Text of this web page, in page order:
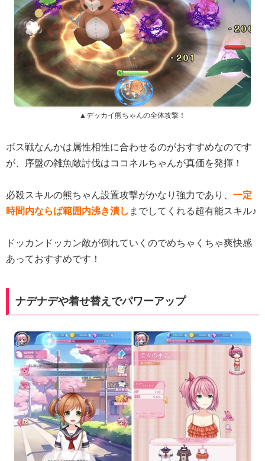
▲デッカイ熊ちゃんの全体攻撃！
ボス戦なんかは属性相性に合わせるのがおすすめなのです
が、序盤の雑魚敵討伐はココネルちゃんが真価を発揮！
必殺スキルの熊ちゃん設置攻撃がかなり強力であり、 一定
時間内ならば範囲内沸き潰し までしてくれる超有能スキル♪
ドッカンドッカン敵が倒れていくのでめちゃくちゃ爽快感
あっておすすめです！
ナデナデや着せ替えでパワーアップ